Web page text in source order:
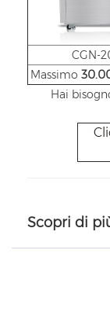
CGN-
Massimo
Hai
Scopri di